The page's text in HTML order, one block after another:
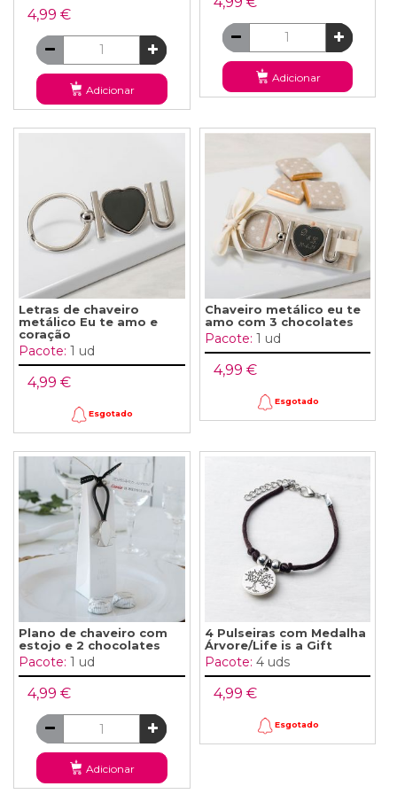
4,99 €
Adicionar
Adicionar
Letras de chaveiro
metálico Eu te amo e
coração
Pacote: 1 ud
4,99 €
Esgotado
Chaveiro metálico eu te
amo com 3 chocolates
Pacote: 1 ud
4,99 €
Esgotado
Plano de chaveiro com
estojo e 2 chocolates
Pacote: 1 ud
4,99 €
Adicionar
4 Pulseiras com Medalha
Árvore/Life is a Gift
Pacote: 4 uds
4,99 €
Esgotado